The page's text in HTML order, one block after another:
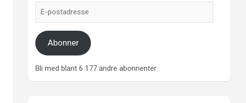
postadresse
Abonner
Bli med blant 6 177 andre abonnenter